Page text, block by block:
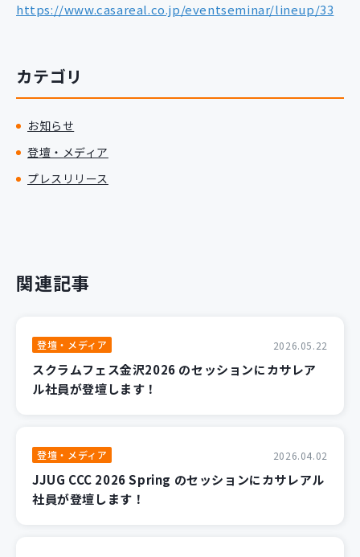
https://www.casareal.co.jp/eventseminar/lineup/33
カテゴリ
お知らせ
登壇・メディア
プレスリリース
関連記事
登壇・メディア 2026.05.22
スクラムフェス金沢2026 のセッションにカサレア
ル社員が登壇します！
登壇・メディア 2026.04.02
JJUG CCC 2026 Spring のセッションにカサレアル
社員が登壇します！